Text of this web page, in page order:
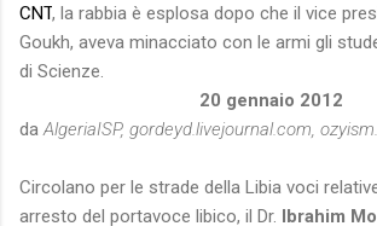
CNT, la rabbia è esplosa dopo che il vice
Goukh, aveva minacciato con le armi gli
di Scienze.
20 gennaio 2012
da AlgeriaISP, gordeyd.livejournal.com,
Circolano per le strade della Libia voci
arresto del portavoce libico, il Dr. Ibrahim